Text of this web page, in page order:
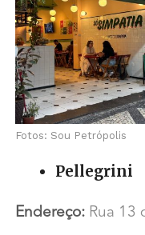
Fotos: Sou Petrópolis
Pellegrini
Endereço:Rua 13